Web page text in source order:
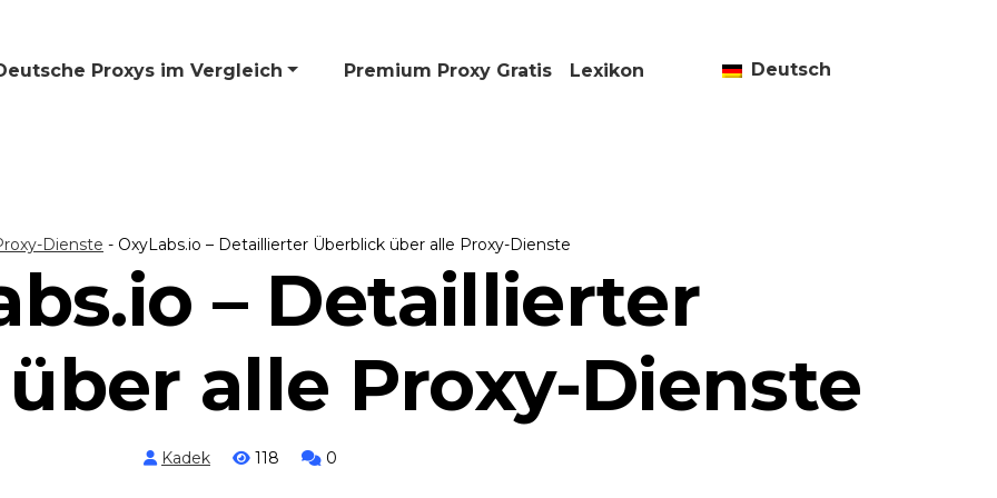
Proxys im Vergleich 🎁 Premium Proxy Gratis Lexikon Deutsch
Dienste - OxyLabs.io – Detaillierter Überblick über alle Proxy-Dienste
– Detaillierter
alle Proxy-Dienste
Kadek 118 0